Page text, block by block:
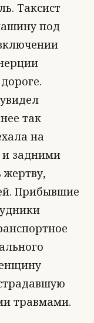
Таксист
под
так
на
задними
жертву,
Прибывшие
травмами.